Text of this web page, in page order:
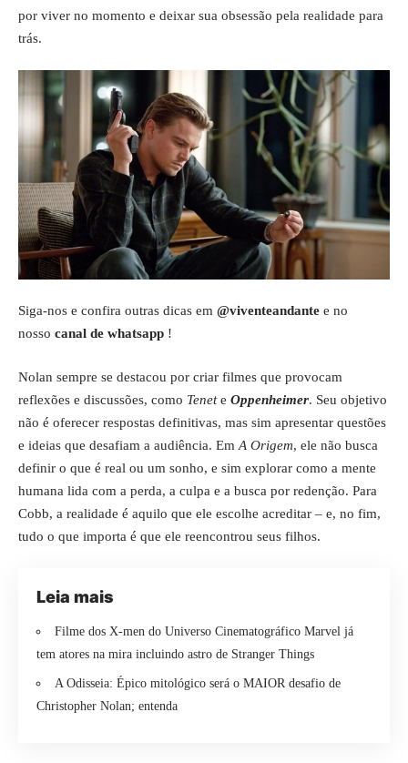
por viver no momento e deixar sua obsessão pela realidade para
trás.
Siga-nos e confira outras dicas em @viventeandante e no
nosso canal de whatsapp !
Nolan sempre se destacou por criar filmes que provocam
reflexões e discussões, como Tenete Oppenheimer. Seu objetivo
não é oferecer respostas definitivas, mas sim apresentar questões
e ideias que desafiam a audiência. Em A Origem, ele não busca
definir o que é real ou um sonho, e sim explorar como a mente
humana lida com a perda, a culpa e a busca por redenção. Para
Cobb, a realidade é aquilo que ele escolhe acreditar – e, no fim,
tudo o que importa é que ele reencontrou seus filhos.
Leia mais
Filme dos X-men do Universo Cinematográfico Marvel já
tem atores na mira incluindo astro de Stranger Things
A Odisseia: Épico mitológico será o MAIOR desafio de
Christopher Nolan; entenda